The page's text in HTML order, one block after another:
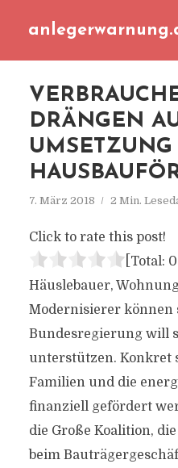
DRÄNGEN
UMSETZUNG
7. März 2018 2 Min.
Click to rate this post!
[Total: 0
Häuslebauer,
Modernisierer können
Bundesregierung will
unterstützen. Konkret
Familien und die
finanziell gefördert
die Große Koalition,
beim